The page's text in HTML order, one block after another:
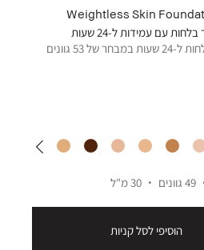
Weightless Skin
עם עמידות ל-24 שעות
של 53 גוונים
49 גוונים 30 מ"ל
הוסיפי לסל קניות